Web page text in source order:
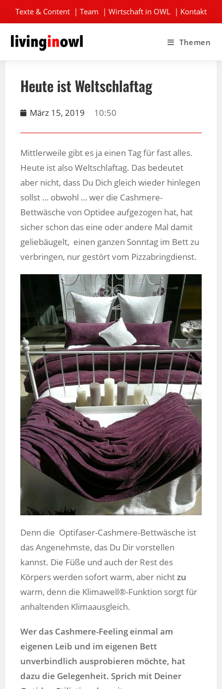
Texte & Content | Team | Wirtschaft in OWL | Kontakt
Themen
Heute ist Weltschlaftag
März 15, 2019 10:50
Mittlerweile gibt es ja einen Tag für fast alles.
Heute ist also Weltschlaftag. Das bedeutet
aber nicht, dass Du Dich gleich wieder hinlegen
sollst … obwohl … wer die Cashmere-
Bettwäsche von Optidee aufgezogen hat, hat
sicher schon das eine oder andere Mal damit
geliebäugelt, einen ganzen Sonntag im Bett zu
verbringen, nur gestört vom Pizzabringdienst.
Denn die Optifaser-Cashmere-Bettwäsche ist
das Angenehmste, das Du Dir vorstellen
kannst. Die Füße und auch der Rest des
Körpers werden sofort warm, aber nichtzu
warm, denn die Klimawell®-Funktion sorgt für
anhaltenden Klimaausgleich.
Wer das Cashmere-Feeling einmal am
eigenen Leib und im eigenen Bett
unverbindlich ausprobieren möchte, hat
dazu die Gelegenheit. Sprich mit Deiner